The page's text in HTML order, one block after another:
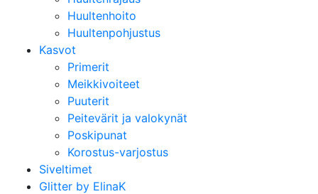
Huultenhoito
Huultenpohjustus
Kasvot
Primerit
Meikkivoiteet
Puuterit
Peitevärit ja valokynät
Poskipunat
Korostus-varjostus
Siveltimet
Glitter by ElinaK